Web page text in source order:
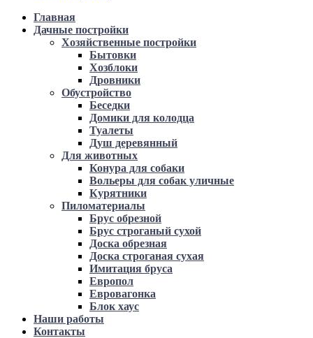
Главная
Дачные постройки
Хозяйственные постройки
Бытовки
Хозблоки
Дровники
Обустройство
Беседки
Домики для колодца
Туалеты
Душ деревянный
Для животных
Конура для собаки
Вольеры для собак уличные
Курятники
Пиломатериалы
Брус обрезной
Брус строганый сухой
Доска обрезная
Доска строганая сухая
Имитация бруса
Европол
Евровагонка
Блок хаус
Наши работы
Контакты